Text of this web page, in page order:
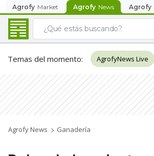
Agrofy Market Agrofy News Agrofy
Temas del momento: AgrofyNews Live
Agrofy News Ganadería